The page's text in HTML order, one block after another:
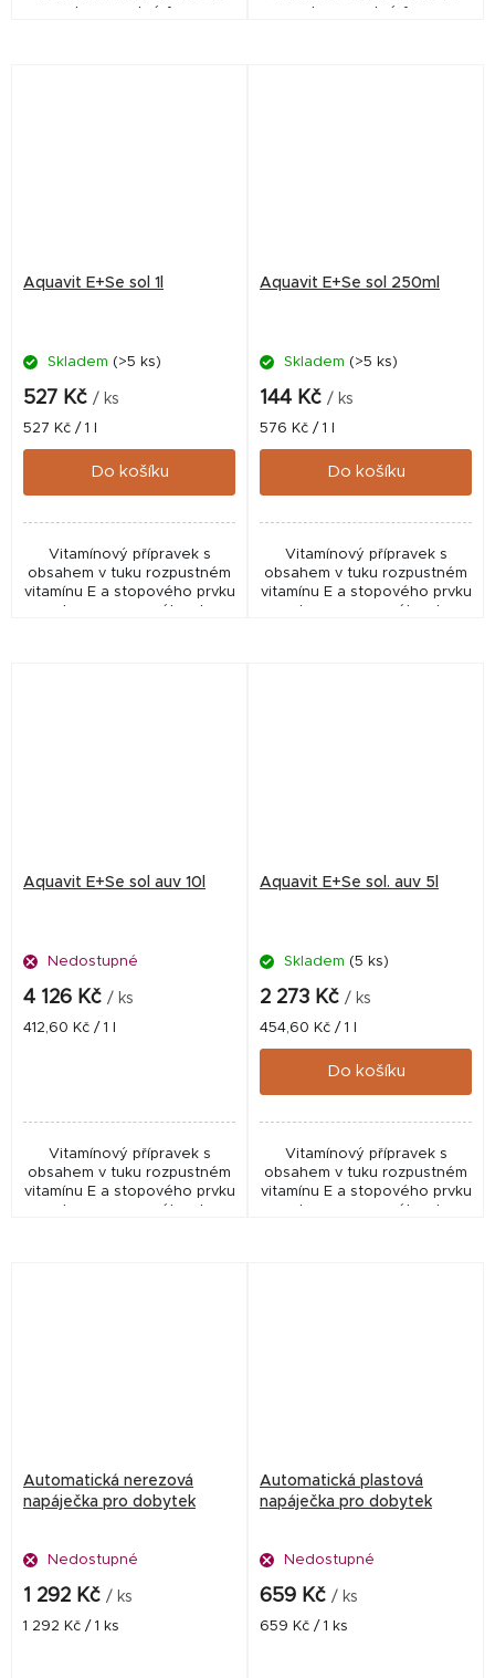
vodorozpustné formy.
vodorozpustné formy.
Aquavit E+Se sol 1l
Skladem (>5 ks)
527 Kč / ks
Měrná
cena:
527 Kč / 1 l
Do košíku
Vitamínový přípravek s
obsahem v tuku rozpustném
vitamínu E a stopového prvku
Aquavit E+Se sol 250ml
Skladem (>5 ks)
144 Kč / ks
Měrná
cena:
576 Kč / 1 l
Do košíku
Vitamínový přípravek s
obsahem v tuku rozpustném
vitamínu E a stopového prvku
Aquavit E+Se sol auv 10l
Nedostupné
4 126 Kč / ks
Měrná
412,60 Kč / 1 l
Vitamínový přípravek s
obsahem v tuku rozpustném
vitamínu E a stopového prvku
selenu, upraveného do
Aquavit E+Se sol. auv 5l
Skladem (5 ks)
2 273 Kč / ks
Měrná
cena:
454,60 Kč / 1 l
Do košíku
Vitamínový přípravek s
obsahem v tuku rozpustném
vitamínu E a stopového prvku
selenu, upraveného do
Automatická nerezová
napáječka pro dobytek
Nedostupné
1 292 Kč / ks
Měrná
1 292 Kč / 1 ks
Automatická plastová
napáječka pro dobytek
Nedostupné
659 Kč / ks
Měrná
659 Kč / 1 ks